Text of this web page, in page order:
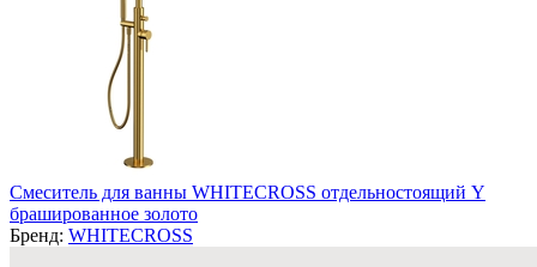
Смеситель для ванны WHITECROSS отдельностоящий Y
брашированное золото
Бренд: WHITECROSS